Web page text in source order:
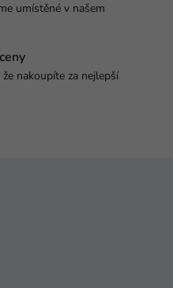
umístěné v našem
nakoupíte za nejlepší